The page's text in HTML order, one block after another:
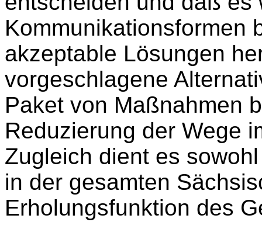
Kommunikationsformen
akzeptable Lösungen
vorgeschlagene
Paket von Maßnahmen
Reduzierung der Wege
Zugleich dient es
in der gesamten
Erholungsfunktion des